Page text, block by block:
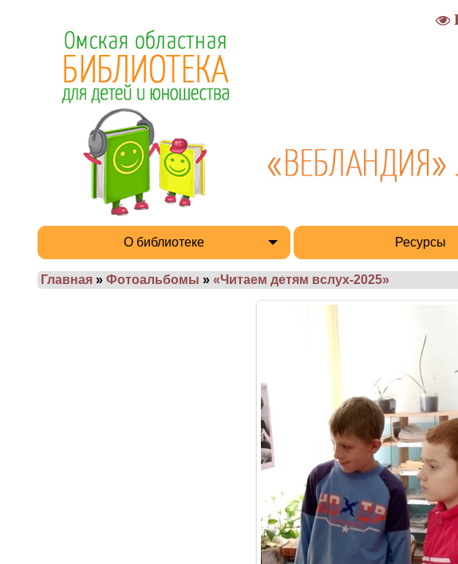
О библиотеке Ресурсы
Главная » Фотоальбомы » «Читаем детям вслух-2025»